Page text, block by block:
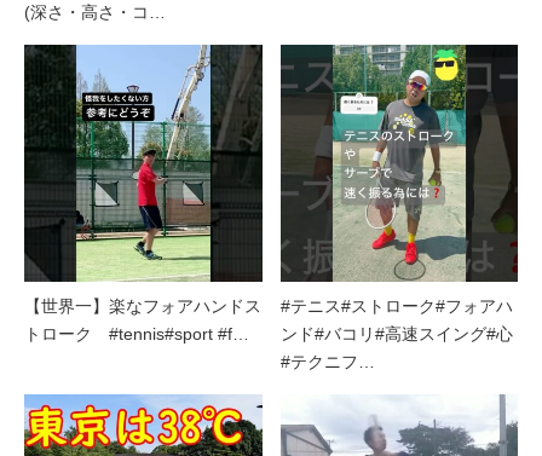
(深さ・高さ・コ…
【世界一】楽なフォアハンドス
トローク #tennis#sport #f…
#テニス#ストローク#フォアハ
ンド#バコリ#高速スイング#心
#テクニフ…